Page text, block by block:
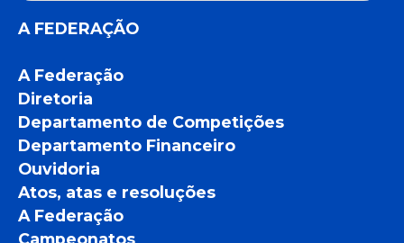
A FEDERAÇÃO
A Federação
Diretoria
Departamento de Competições
Departamento Financeiro
Ouvidoria
Atos, atas e resoluções
A Federação
Campeonatos